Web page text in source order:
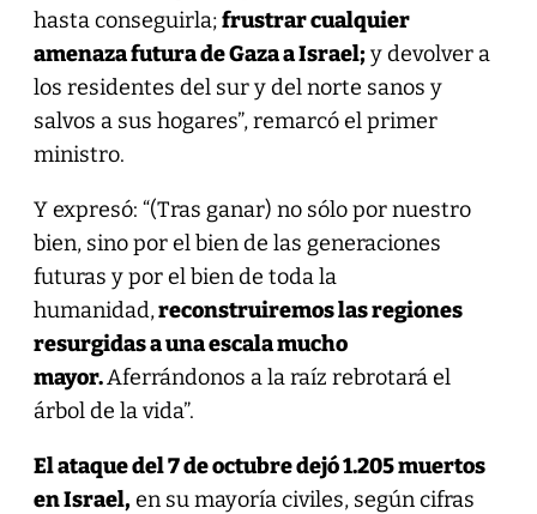
hasta conseguirla;frustrar cualquier
amenaza futura de Gaza a Israel;y devolver a
los residentes del sur y del norte sanos y
salvos a sus hogares”, remarcó el primer
ministro.
Y expresó: “(Tras ganar) no sólo por nuestro
bien, sino por el bien de las generaciones
futuras y por el bien de toda la
humanidad,reconstruiremos las regiones
resurgidas a una escala mucho
mayor.Aferrándonos a la raíz rebrotará el
árbol de la vida”.
El ataque del 7 de octubre dejó 1.205 muertos
en Israel,en su mayoría civiles, según cifras